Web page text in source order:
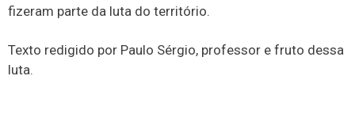
fizeram parte da luta do território.
Texto redigido por Paulo Sérgio, professor e fruto dessa
luta.